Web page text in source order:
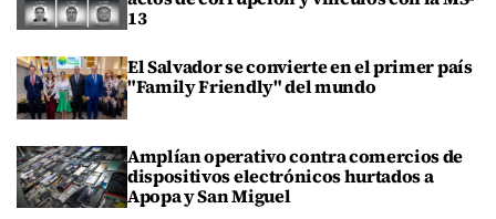
13
El Salvador se convierte en el primer país
"Family Friendly" del mundo
Amplían operativo contra comercios de
dispositivos electrónicos hurtados a
Apopa y San Miguel